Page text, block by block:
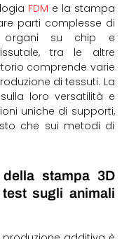
FDM e la stampa
parti complesse di
organi su chip e
tra le altre
comprende varie
di tessuti. La
loro versatilità e
uniche di supporti,
che sui metodi di
stampa 3D
sugli animali